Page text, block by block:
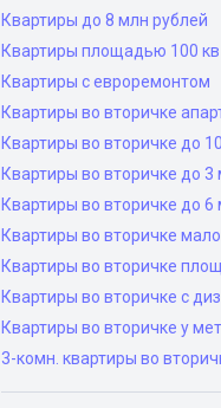
Квартиры до 8 млн рублей
Квартиры площадью 100
Квартиры с евроремонтом
Квартиры во вторичке
Квартиры во вторичке до
Квартиры во вторичке до 3
Квартиры во вторичке до 6
Квартиры во вторичке
Квартиры во вторичке
Квартиры во вторичке с
Квартиры во вторичке у
3-комн. квартиры во